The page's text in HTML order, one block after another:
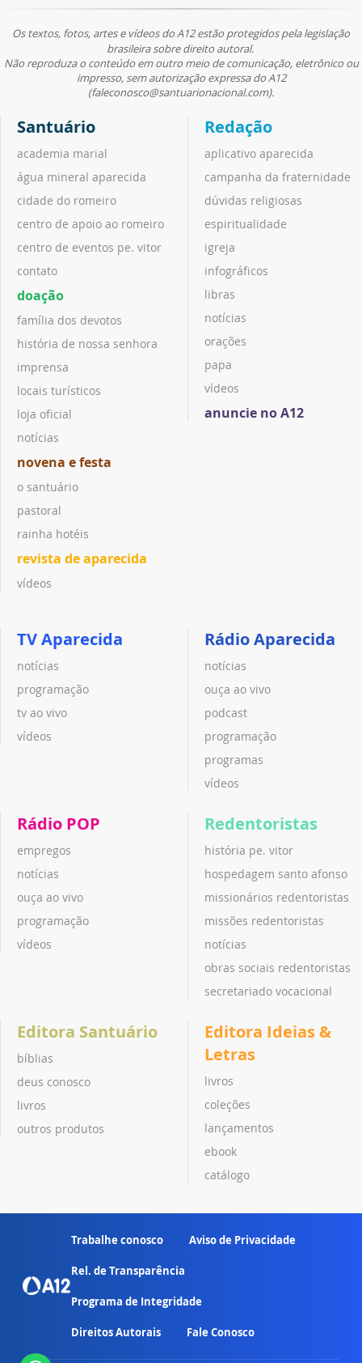
Os textos, fotos, artes e vídeos do A12 estão protegidos pela legislação
brasileira sobre direito autoral.
Não reproduza o conteúdo em outro meio de comunicação, eletrônico ou
impresso, sem autorização expressa do A12
(faleconosco@santuarionacional.com).
Santuário
academia marial
água mineral aparecida
cidade do romeiro
centro de apoio ao romeiro
centro de eventos pe. vitor
contato
doação
família dos devotos
história de nossa senhora
imprensa
locais turísticos
loja oficial
notícias
novena e festa
o santuário
pastoral
rainha hotéis
revista de aparecida
vídeos
Redação
aplicativo aparecida
campanha da fraternidade
dúvidas religiosas
espiritualidade
igreja
infográficos
libras
notícias
orações
papa
vídeos
anuncie no A12
TV Aparecida
notícias
programação
tv ao vivo
vídeos
Rádio Aparecida
notícias
ouça ao vivo
podcast
programação
programas
vídeos
Rádio POP
empregos
notícias
ouça ao vivo
programação
vídeos
Redentoristas
história pe. vitor
hospedagem santo afonso
missionários redentoristas
missões redentoristas
notícias
obras sociais redentoristas
secretariado vocacional
Editora Santuário
bíblias
deus conosco
livros
outros produtos
Editora Ideias &
Letras
livros
coleções
lançamentos
ebook
catálogo
Trabalhe conosco Aviso de Privacidade
Rel. de Transparência
Programa de Integridade
Direitos Autorais Fale Conosco